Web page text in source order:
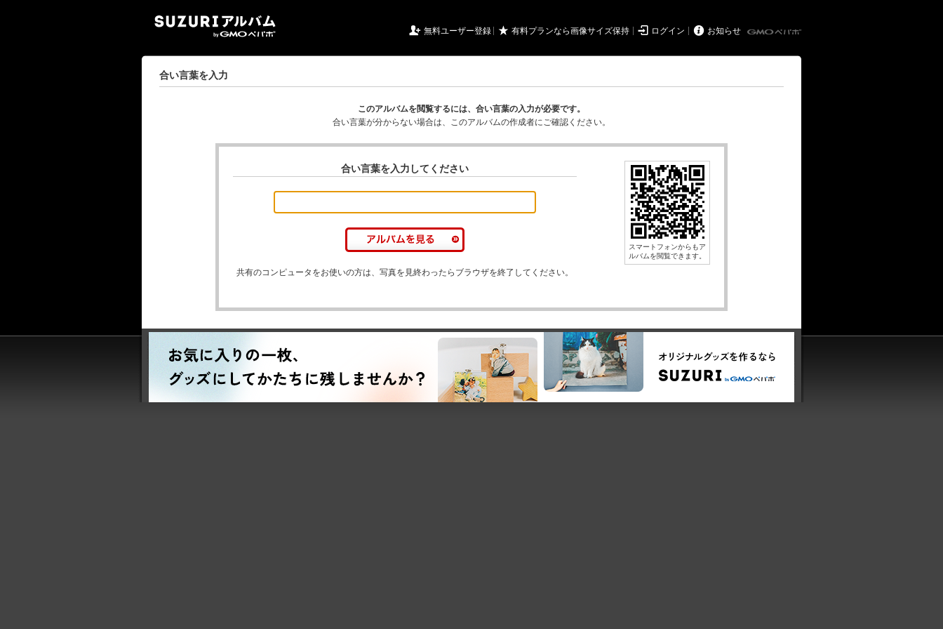
 無料ユーザー登録 ★ 有料プランなら画像サイズ保持  ログイン  お知らせ
合い言葉を入力
このアルバムを閲覧するには、合い言葉の入力が必要です。
合い言葉が分からない場合は、このアルバムの作成者にご確認ください。
合い言葉を入力してください
共有のコンピュータをお使いの方は、写真を見終わったらブラウザを終了してください。
スマートフォンからもア
ルバムを閲覧できます。